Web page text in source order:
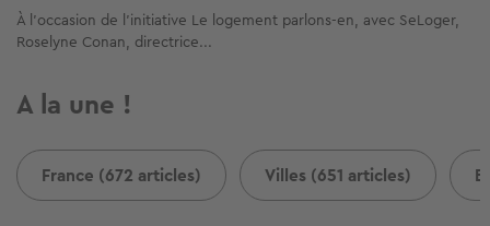
À l'occasion de l'initiative Le logement parlons-en, avec SeLoger,
Roselyne Conan, directrice...
A la une !
France (672 articles) Villes (651 articles)